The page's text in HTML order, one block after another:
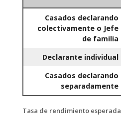
Casados declarando
colectivamente o Jefe
de familia
Declarante individual
Casados declarando
separadamente
Tasa de rendimiento esperada